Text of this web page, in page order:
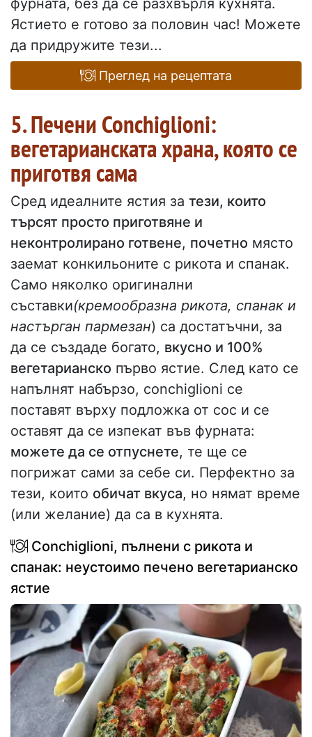
Ястието е готово за половин час! Можете
да придружите тези...
Преглед на рецептата
5. Печени Conchiglioni:
вегетарианската храна, която се
приготвя сама
Сред идеалните ястия за тези, които
търсят просто приготвяне и
неконтролирано готвене, почетно място
заемат конкильоните с рикота и спанак.
Само няколко оригинални
съставки(кремообразна рикота, спанак и
настърган пармезан) са достатъчни, за
да се създаде богато, вкусно и 100%
вегетарианско първо ястие. След като се
напълнят набързо, conchiglioni се
поставят върху подложка от сос и се
оставят да се изпекат във фурната:
можете да се отпуснете, те ще се
погрижат сами за себе си. Перфектно за
тези, които обичат вкуса, но нямат време
(или желание) да са в кухнята.
Conchiglioni, пълнени с рикота и
спанак: неустоимо печено вегетарианско
ястие